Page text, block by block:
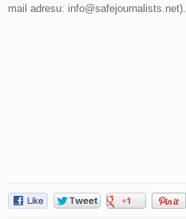
mail adresu: info@safejournalists.net).